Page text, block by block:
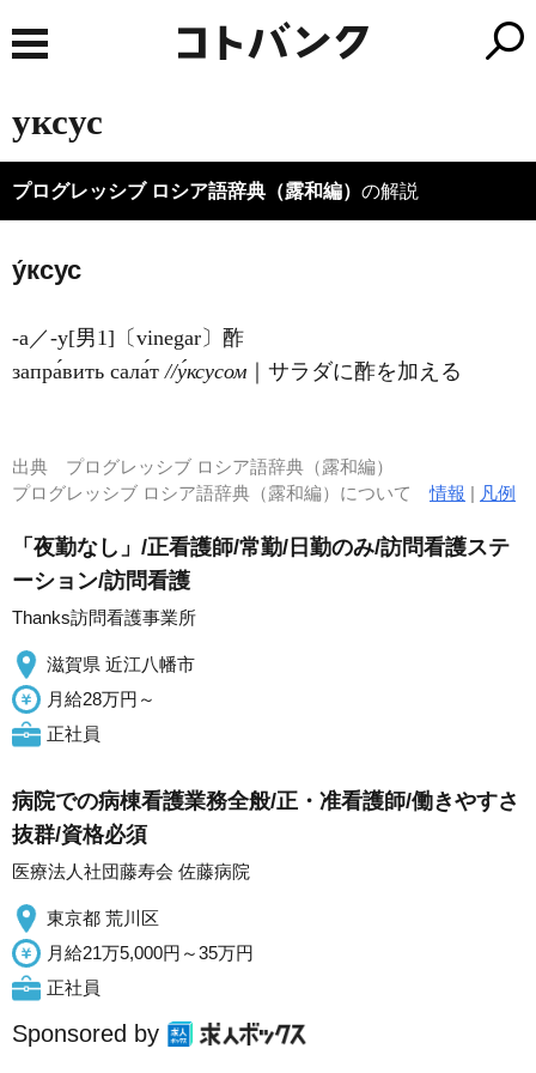
уксус
プログレッシブ ロシア語辞典（露和編） の解説
у́ксус
-а／-у[男1]〔vinegar〕酢
запра́вить сала́т//у́ксусом ｜サラダに酢を加える
出典 プログレッシブ ロシア語辞典（露和編）
プログレッシブ ロシア語辞典（露和編）について情報 | 凡例
「夜勤なし」/正看護師/常勤/日勤のみ/訪問看護ステ
ーション/訪問看護
Thanks訪問看護事業所
滋賀県 近江八幡市
月給28万円～
正社員
病院での病棟看護業務全般/正・准看護師/働きやすさ
抜群/資格必須
医療法人社団藤寿会 佐藤病院
東京都 荒川区
月給21万5,000円～35万円
正社員
Sponsored by